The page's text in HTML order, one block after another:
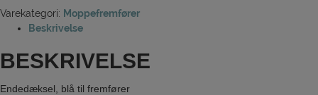
Varekategori: Moppefremfører
Beskrivelse
BESKRIVELSE
Endedæksel, blå til fremfører